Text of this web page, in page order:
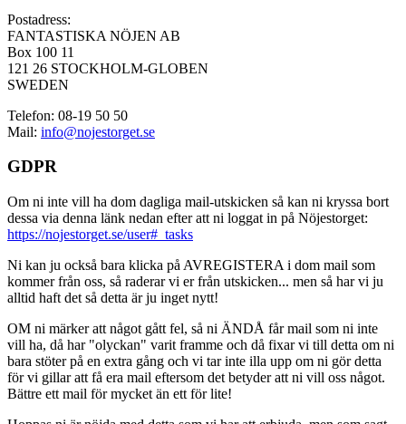
Postadress:
FANTASTISKA NÖJEN AB
Box 100 11
121 26 STOCKHOLM-GLOBEN
SWEDEN
Telefon: 08-19 50 50
Mail: info@nojestorget.se
GDPR
Om ni inte vill ha dom dagliga mail-utskicken så kan ni kryssa bort
dessa via denna länk nedan efter att ni loggat in på Nöjestorget:
https://nojestorget.se/user#_tasks
Ni kan ju också bara klicka på AVREGISTERA i dom mail som
kommer från oss, så raderar vi er från utskicken... men så har vi ju
alltid haft det så detta är ju inget nytt!
OM ni märker att något gått fel, så ni ÄNDÅ får mail som ni inte
vill ha, då har "olyckan" varit framme och då fixar vi till detta om ni
bara stöter på en extra gång och vi tar inte illa upp om ni gör detta
för vi gillar att få era mail eftersom det betyder att ni vill oss något.
Bättre ett mail för mycket än ett för lite!